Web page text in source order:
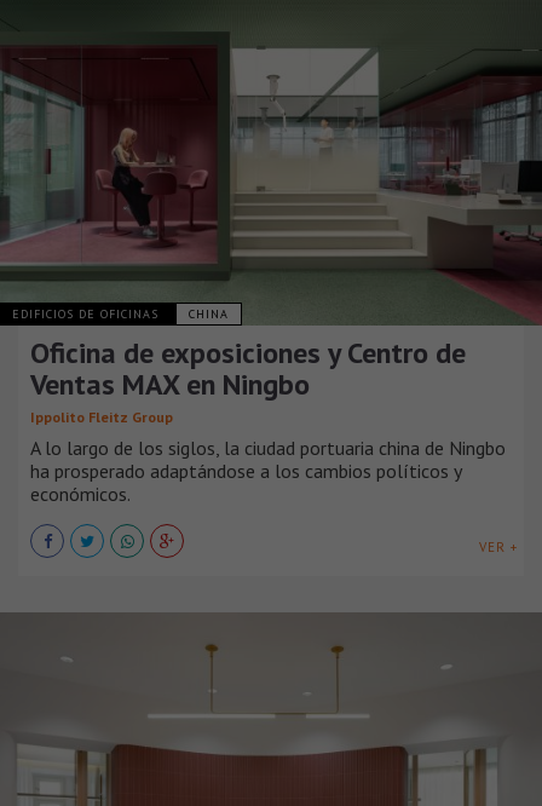
EDIFICIOS DE OFICINAS CHINA
Oficina de exposiciones y Centro de
Ventas MAX en Ningbo
Ippolito Fleitz Group
A lo largo de los siglos, la ciudad portuaria china de Ningbo
ha prosperado adaptándose a los cambios políticos y
económicos.
VER +